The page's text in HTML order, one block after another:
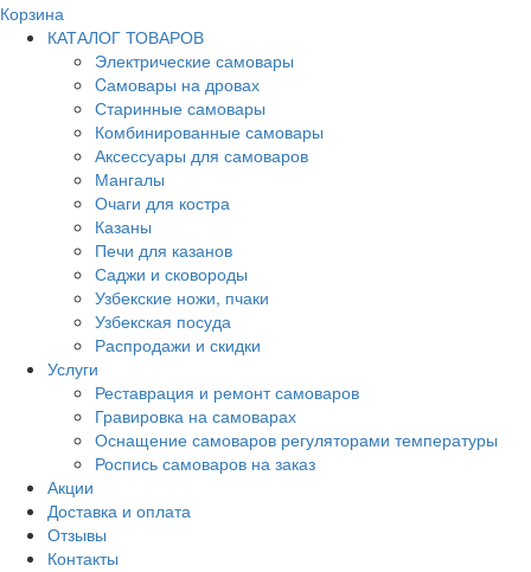
Корзина
КАТАЛОГ ТОВАРОВ
Электрические самовары
Cамовары на дровах
Старинные самовары
Комбинированные самовары
Аксессуары для самоваров
Мангалы
Очаги для костра
Казаны
Печи для казанов
Саджи и сковороды
Узбекские ножи, пчаки
Узбекская посуда
Распродажи и скидки
Услуги
Реставрация и ремонт самоваров
Гравировка на самоварах
Оснащение самоваров регуляторами температуры
Роспись самоваров на заказ
Акции
Доставка и оплата
Отзывы
Контакты